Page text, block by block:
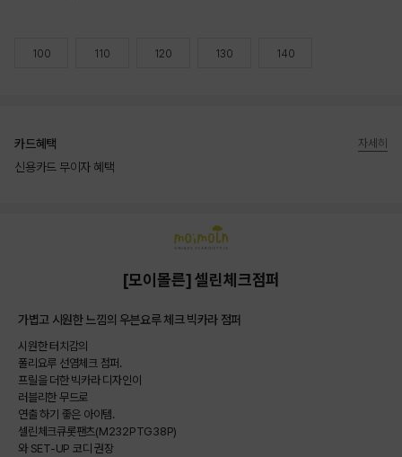
100 110 120 130 140
카드혜택
신용카드 무이자 혜택
자세히
[모이몰른] 셀린체크점퍼
가볍고 시원한 느낌의 우븐요루 체크 빅카라 점퍼
시원한 터치감의
폴리요루 선염체크 점퍼.
프릴을 더한 빅카라 디자인이
러블리한 무드로
연출 하기 좋은 아이템.
셀린체크큐롯팬츠(M232PTG38P)
와 SET-UP 코디 권장